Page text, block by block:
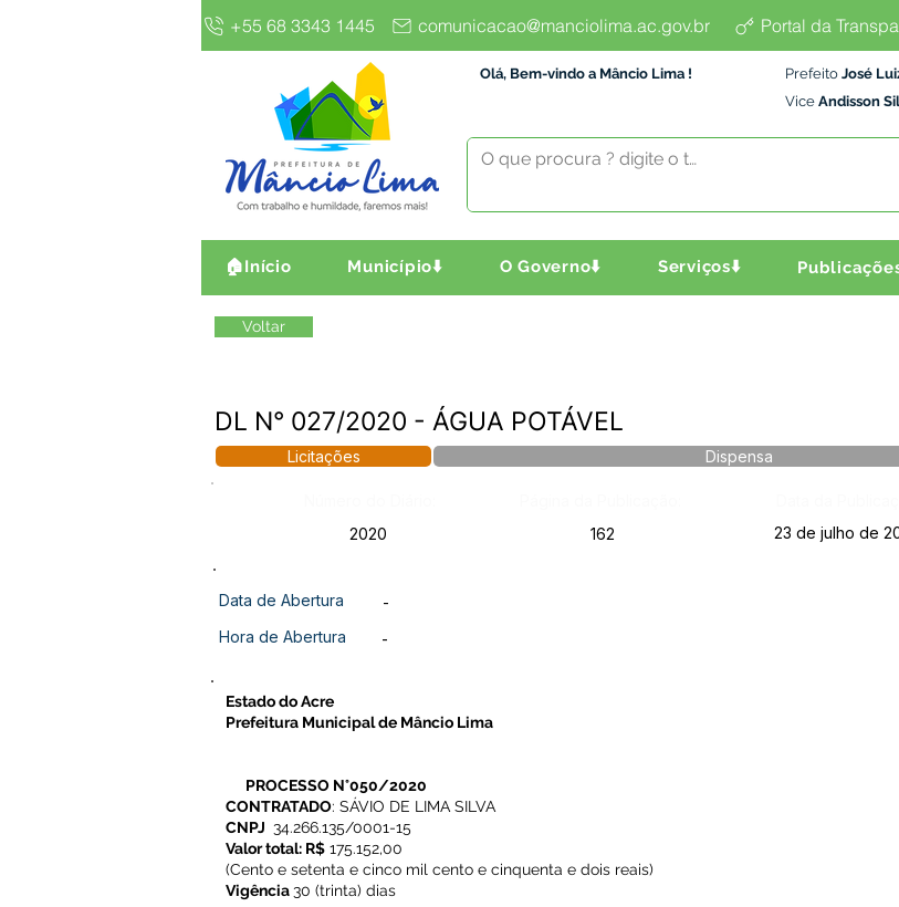
+55 68 3343 1445 comunicacao@manciolima.ac.gov.br Portal da
Olá, Bem-vindo a Mâncio Lima ! Prefeito José
Vice Andisson
🏠Início Município⬇️ O Governo⬇️ Serviços⬇️
Voltar
DL N° 027/2020 - ÁGUA POTÁVEL
Licitações Dispensa
2020
162 23 de julho de
Data de Abertura
-
Hora de Abertura
-
Estado do Acre
Prefeitura Municipal de Mâncio Lima
PROCESSO N°050/2020
CONTRATADO: SÁVIO DE LIMA SILVA
CNPJ 34.266.135/0001-15
Valor total: R$ 175.152,00
(Cento e setenta e cinco mil cento e cinquenta e dois reais)
Vigência30 (trinta) dias